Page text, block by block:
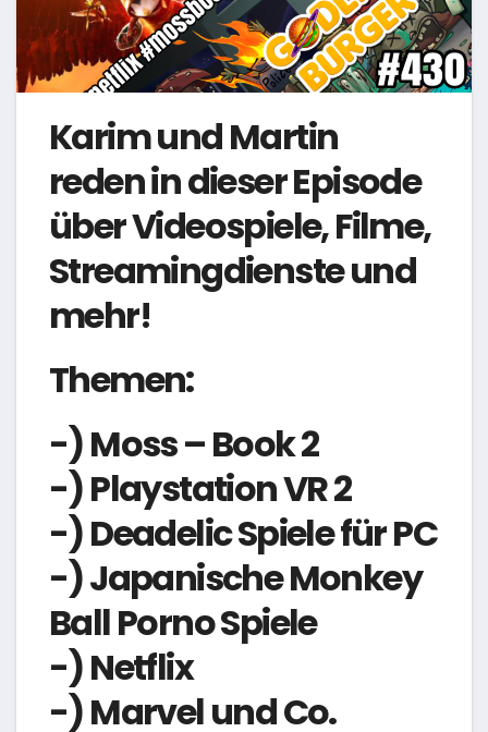
Karim und Martin
reden in dieser Episode
über Videospiele, Filme,
Streamingdienste und
mehr!
Themen:
-) Moss – Book 2
-) Playstation VR 2
-) Deadelic Spiele für PC
-) Japanische Monkey
Ball Porno Spiele
-) Netflix
-) Marvel und Co.